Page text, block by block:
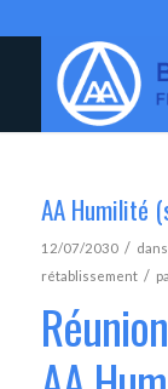
AA Humilité
12/07/2030 / dans
rétablissement /